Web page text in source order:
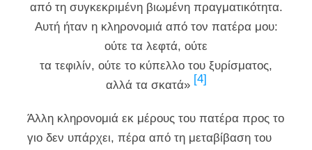
από τη συγκεκριμένη βιωμένη πραγματικότητα.
Αυτή ήταν η κληρονομιά από τον πατέρα μου:
ούτε τα λεφτά, ούτε
τα τεφιλίν, ούτε το κύπελλο του ξυρίσματος,
αλλά τα σκατά» [4]
Άλλη κληρονομιά εκ μέρους του πατέρα προς το
γιο δεν υπάρχει, πέρα από τη μεταβίβαση του